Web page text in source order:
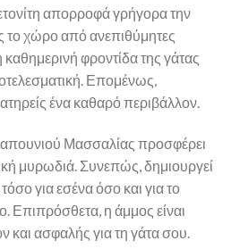
απορροφά γρήγορα την
το χώρο από ανεπιθύμητες
καθημερινή φροντίδα της γάτας
Επομένως,
ένα καθαρό περιβάλλον.
Μασσαλίας προσφέρει
μυρωδιά. Συνεπώς, δημιουργεί
για εσένα όσο και για το
Επιπρόσθετα, η άμμος είναι
και ασφαλής για τη γάτα σου.